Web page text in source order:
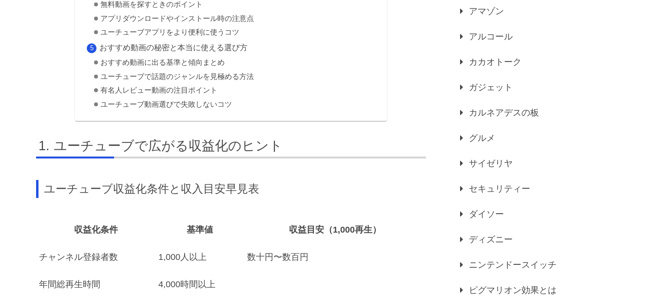
無料動画を探すときのポイント
アプリダウンロードやインストール時の注意点
ユーチューブアプリをより便利に使うコツ
おすすめ動画の秘密と本当に使える選び方
おすすめ動画に出る基準と傾向まとめ
ユーチューブで話題のジャンルを見極める方法
有名人レビュー動画の注目ポイント
ユーチューブ動画選びで失敗しないコツ
ユーチューブで広がる収益化のヒント
ユーチューブ収益化条件と収入目安早見表
収益化条件 基準値 収益目安（1,000再生）
チャンネル登録者数 1,000人以上 数十円〜数百円
年間総再生時間 4,000時間以上
アマゾン
アルコール
カカオトーク
ガジェット
カルネアデスの板
グルメ
サイゼリヤ
セキュリティー
ダイソー
ディズニー
ニンテンドースイッチ
ピグマリオン効果とは